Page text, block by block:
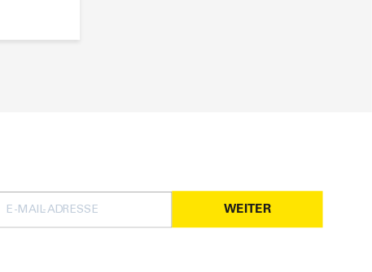
WEITER